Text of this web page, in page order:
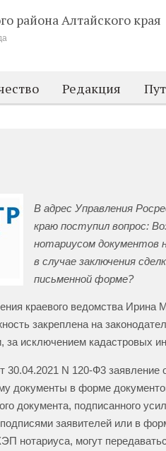
районаАлтайского края
Редакция
В адрес Управления
краю поступил вопрос:
нотариусом документов
в случае заключения
письменной форме?
краевого ведомства Ирина
закреплена на
за исключением кадастровых
30.04.2021 N 120-Ф3 заявление
документы в форме
документа, подписанного
заявителей или в
нотариуса, могут